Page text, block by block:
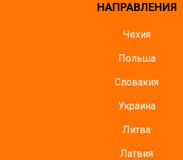
НАПРАВЛЕНИЯ
Чехия
Польша
Словакия
Украина
Литва
Латвия